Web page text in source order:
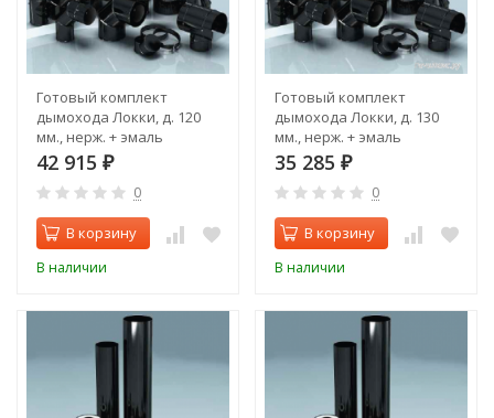
Готовый комплект
дымохода Локки, д. 120
мм., нерж. + эмаль
(проход через стену,
задний выход)
42 915 ₽
0
В корзину
В наличии
Готовый комплект
дымохода Локки, д. 130
мм., нерж. + эмаль
(проход через крышу,
верхний выход)
35 285 ₽
0
В корзину
В наличии